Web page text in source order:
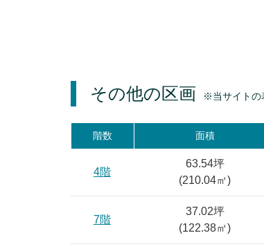
その他の区画 ※当サイトの
階数 面積
4階
63.54坪
(210.04㎡)
7階
37.02坪
(122.38㎡)